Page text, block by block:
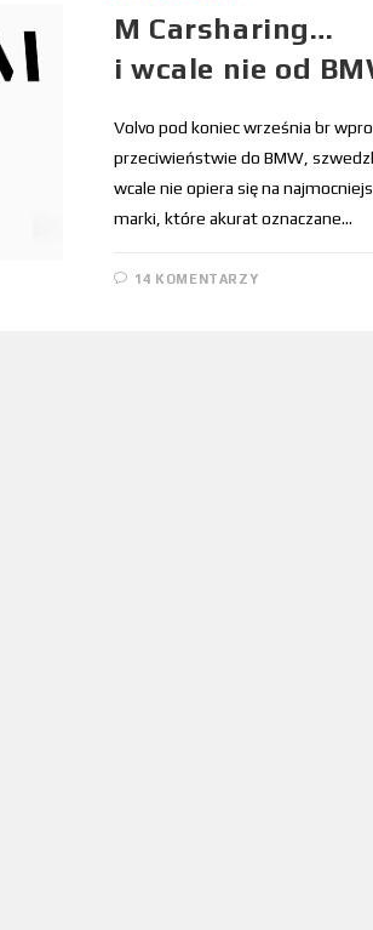
M Carsharing…
i wcale nie od
Volvo pod koniec września br
przeciwieństwie do BMW,
wcale nie opiera się na
marki, które akurat oznaczane…
14 KOMENTARZY